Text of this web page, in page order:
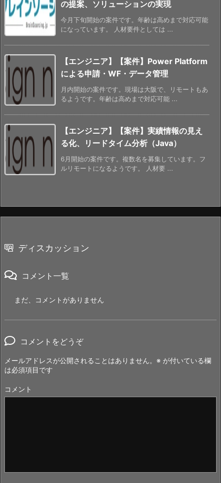
の提案、ソリューションの実現
今月下旬開始の案件です。年齢は高めまで対応可能
になっています。 人材要件としては ...
【エンジニア】【案件】Power Platform
による申請・WF・データ管理
月内開始の案件です。現場は大阪で、リモートもあ
るようです。年齢は高めまで対応可能 ...
【エンジニア】【案件】実績情報の見え
る化、リードタイム分析（Java）
6月開始の案件です。複数名を募集しています。フ
ルリモートになるようです。 人材要 ...
ディスカッション
コメント一覧
まだ、コメントがありません
コメントをどうぞ
メールアドレスが公開されることはありません。 ※ が付いている欄
は必須項目です
コメント